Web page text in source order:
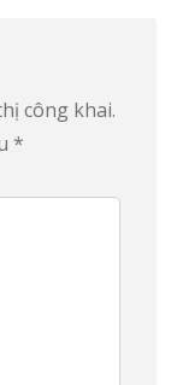
công khai.
*